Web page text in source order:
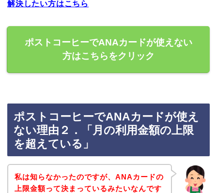
解決したい方はこちら
ポストコーヒーでANAカードが使えない
方はこちらをクリック
ポストコーヒーでANAカードが使え
ない理由２．「月の利用金額の上限
を超えている」
私は知らなかったのですが、ANAカードの
上限金額って決まっているみたいなんです